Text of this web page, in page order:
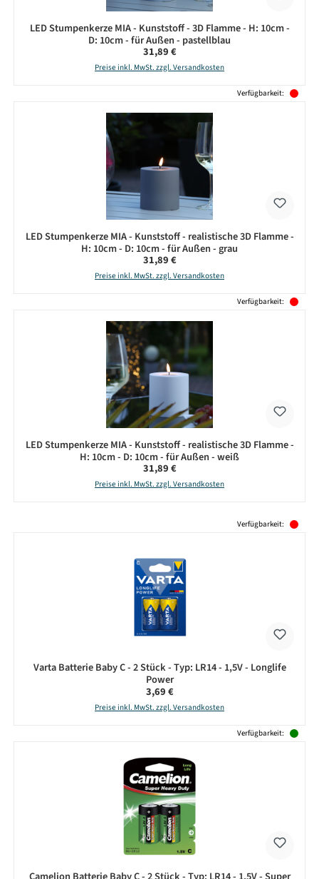
LED Stumpenkerze MIA - Kunststoff - 3D Flamme - H: 10cm -
D: 10cm - für Außen - pastellblau
Regulärer Preis:
31,89 €
Preise inkl. MwSt. zzgl. Versandkosten
Verfügbarkeit:
LED Stumpenkerze MIA - Kunststoff - realistische 3D Flamme -
H: 10cm - D: 10cm - für Außen - grau
Regulärer Preis:
31,89 €
Preise inkl. MwSt. zzgl. Versandkosten
Verfügbarkeit:
LED Stumpenkerze MIA - Kunststoff - realistische 3D Flamme -
H: 10cm - D: 10cm - für Außen - weiß
Regulärer Preis:
31,89 €
Preise inkl. MwSt. zzgl. Versandkosten
Verfügbarkeit:
Varta Batterie Baby C - 2 Stück - Typ: LR14 - 1,5V - Longlife
Power
Regulärer Preis:
3,69 €
Preise inkl. MwSt. zzgl. Versandkosten
Verfügbarkeit: